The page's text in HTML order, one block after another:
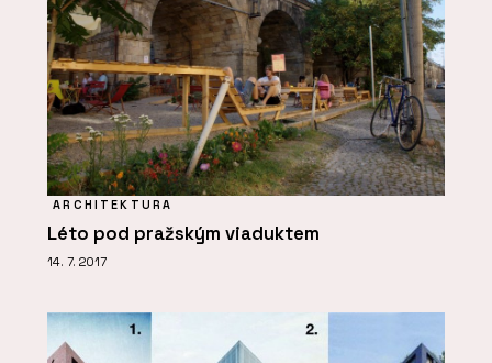
ARCHITEKTURA
Léto pod pražským viaduktem
14. 7. 2017